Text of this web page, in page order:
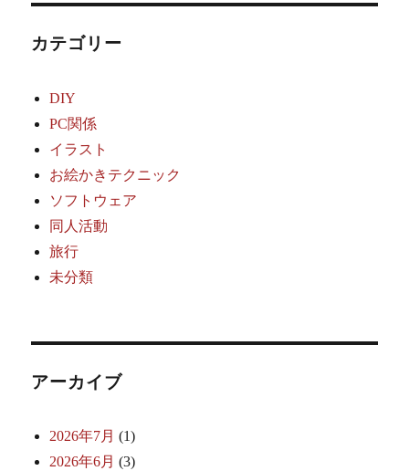
カテゴリー
DIY
PC関係
イラスト
お絵かきテクニック
ソフトウェア
同人活動
旅行
未分類
アーカイブ
2026年7月 (1)
2026年6月 (3)